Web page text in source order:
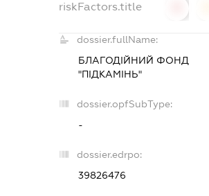
riskFactors.title
dossier.fullName:
БЛАГОДІЙНИЙ ФОНД
"ПІДКАМІНЬ"
dossier.opfSubType:
-
dossier.edrpo:
39826476